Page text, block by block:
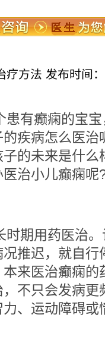
疗方法 发布时间
有癫痫的宝宝
疾病怎么医
的未来是什
医治小儿癫痫呢
期用药医治。
推迟，就自
来医治癫痫
不只会发病
、运动障碍或